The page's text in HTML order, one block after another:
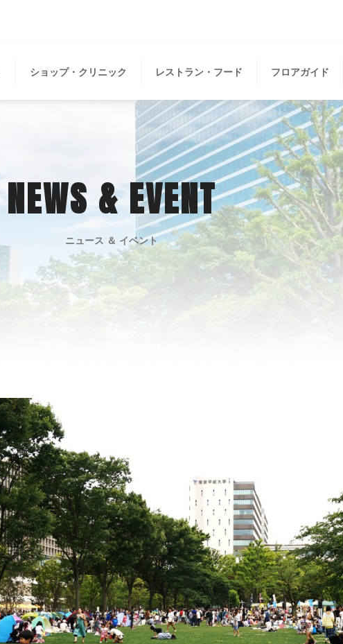
ショップ・クリニック レストラン・フード フロアガイド
NEWS & EVENT
ニュース ＆ イベント